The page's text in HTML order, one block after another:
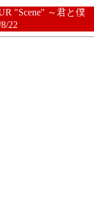
"Scene" ～君と僕
22